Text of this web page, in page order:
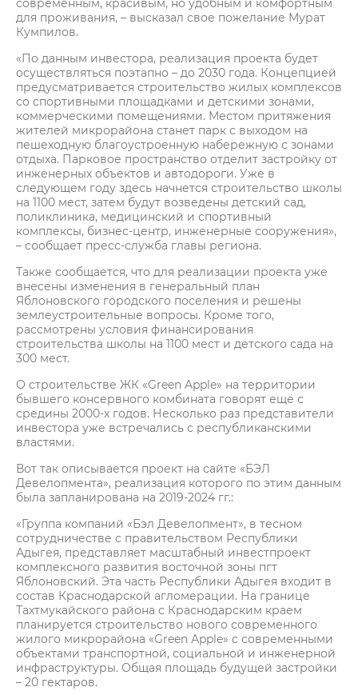
современным, красивым, но удобным и комфортным
для проживания, – высказал свое пожелание Мурат
Кумпилов.
«По данным инвестора, реализация проекта будет
осуществляться поэтапно – до 2030 года. Концепцией
предусматривается строительство жилых комплексов
со спортивными площадками и детскими зонами,
коммерческими помещениями. Местом притяжения
жителей микрорайона станет парк с выходом на
пешеходную благоустроенную набережную с зонами
отдыха. Парковое пространство отделит застройку от
инженерных объектов и автодороги. Уже в
следующем году здесь начнется строительство школы
на 1100 мест, затем будут возведены детский сад,
поликлиника, медицинский и спортивный
комплексы, бизнес-центр, инженерные сооружения»,
– сообщает пресс-служба главы региона.
Также сообщается, что для реализации проекта уже
внесены изменения в генеральный план
Яблоновского городского поселения и решены
землеустроительные вопросы. Кроме того,
рассмотрены условия финансирования
строительства школы на 1100 мест и детского сада на
300 мест.
О строительстве ЖК «Green Apple» на территории
бывшего консервного комбината говорят ещё с
средины 2000-х годов. Несколько раз представители
инвестора уже встречались с республиканскими
властями.
Вот так описывается проект на сайте «БЭЛ
Девелопмента», реализация которого по этим данным
была запланирована на 2019-2024 гг.:
«Группа компаний «Бэл Девелопмент», в тесном
сотрудничестве с правительством Республики
Адыгея, представляет масштабный инвестпроект
комплексного развития восточной зоны пгт
Яблоновский. Эта часть Республики Адыгея входит в
состав Краснодарской агломерации. На границе
Тахтмукайского района с Краснодарским краем
планируется строительство нового современного
жилого микрорайона «Green Аpple» с современными
объектами транспортной, социальной и инженерной
инфраструктуры. Общая площадь будущей застройки
– 20 гектаров.